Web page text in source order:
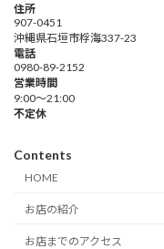
住所
907-0451
沖縄県石垣市桴海337-23
電話
0980-89-2152
営業時間
9:00～21:00
不定休
Contents
HOME
お店の紹介
お店までのアクセス